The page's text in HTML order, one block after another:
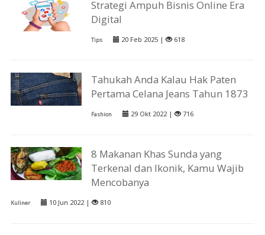
Strategi Ampuh Bisnis Online Era
Digital
Tips 20 Feb 2025 | 618
Tahukah Anda Kalau Hak Paten
Pertama Celana Jeans Tahun 1873
Fashion 29 Okt 2022 | 716
8 Makanan Khas Sunda yang
Terkenal dan Ikonik, Kamu Wajib
Mencobanya
Kuliner 10 Jun 2022 | 810